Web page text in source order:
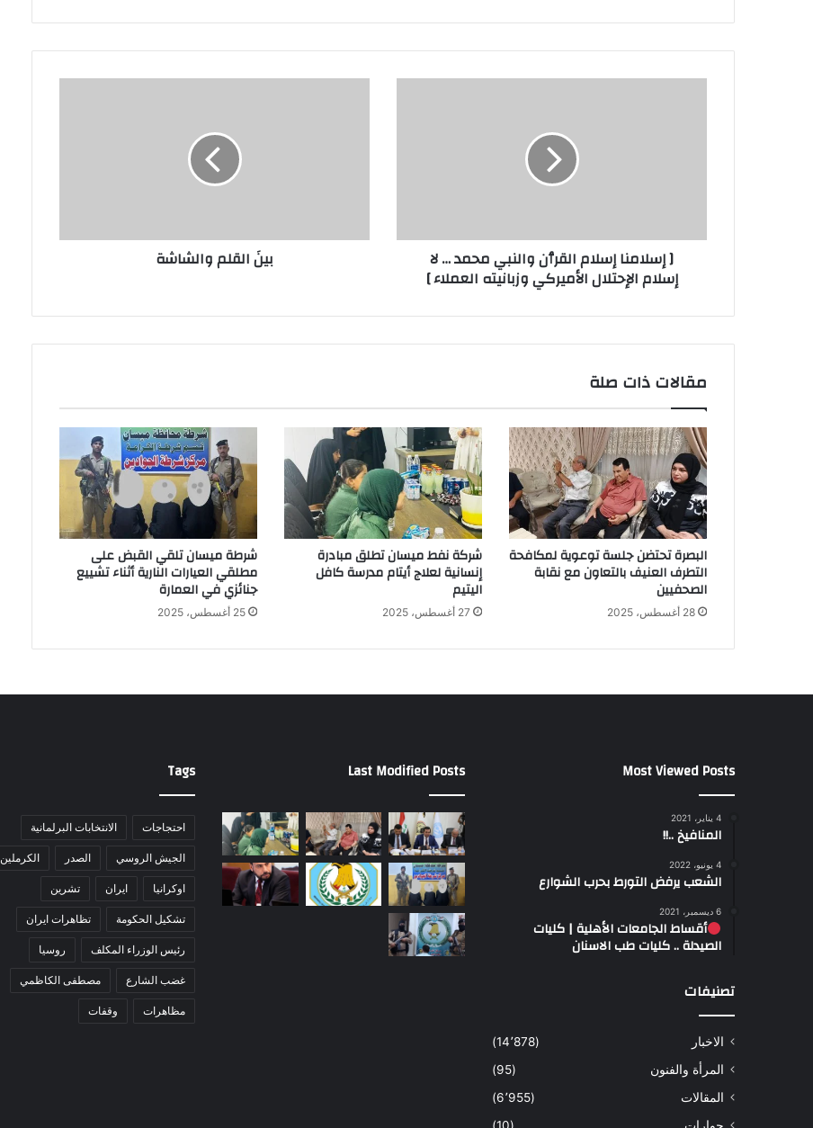
إسلام
الإحتلال
الأميركي
العملاء
[ إسلامنا إسلام القرٱن والنبي محمد … لا
إسلام الإحتلال الأميركي وزبانيته العملاء ]
بينَ القلم والشاشة
مقالات ذات صلة
البصرة تحتضن جلسة توعوية لمكافحة
التطرف العنيف بالتعاون مع نقابة
الصحفيين
28 أغسطس، 2025
شركة نفط ميسان تطلق مبادرة
إنسانية لعلاج أيتام مدرسة كافل
اليتيم
27 أغسطس، 2025
شرطة ميسان تلقي القبض على
مطلقي العيارات النارية أثناء تشييع
جنائزي في العمارة
25 أغسطس، 2025
Most Viewed Posts
4 يناير، 2021
المنافيخ ..!!
4 يونيو، 2022
الشعب يرفض التورط بحرب الشوارع
6 ديسمبر، 2021
أقساط الجامعات الأهلية | كليات
الصيدلة .. كليات طب الاسنان
تصنيفات
الاخبار
(14٬878)
المرأة والفنون
(95)
المقالات
(6٬955)
Last Modified Posts
Tags
احتجاجات الانتخابات البرلمانية
الجيش الروسي الصدر الكرملين
اوكرانيا ايران تشرين
تشكيل الحكومة تظاهرات ايران
رئيس الوزراء المكلف روسيا
غضب الشارع مصطفى الكاظمي
مظاهرات وقفات